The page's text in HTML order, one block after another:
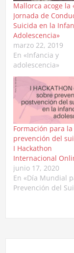
Mallorca acoge la
Jornada de
Suicida en la
Adolescencia»
marzo 22, 2019
En «Infancia y
adolescencia»
Formación para la
prevención del
I Hackathon
Internacional
junio 17, 2020
En «Día Mundial
Prevención del